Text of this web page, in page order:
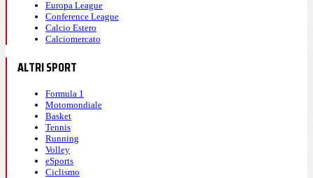
Europa League
Conference League
Calcio Estero
Calciomercato
ALTRI SPORT
Formula 1
Motomondiale
Basket
Tennis
Running
Volley
eSports
Ciclismo